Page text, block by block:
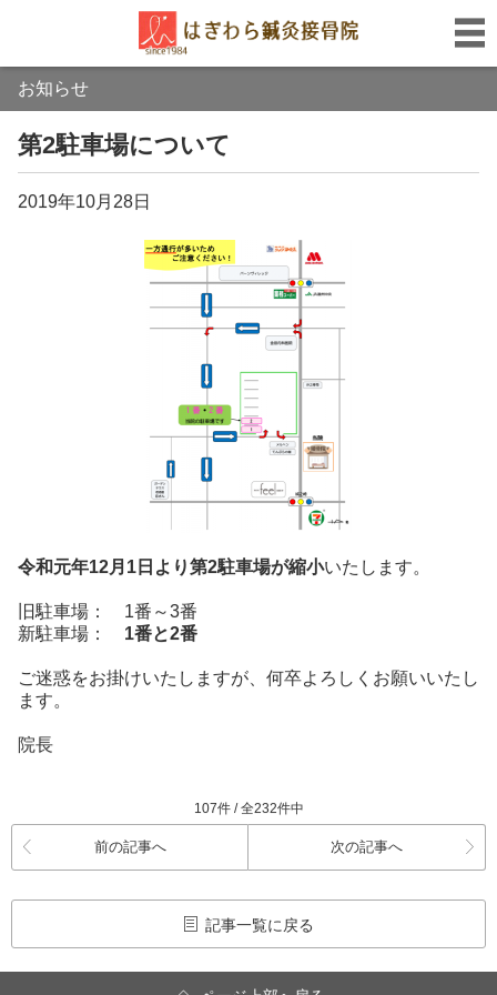
お知らせ
第2駐車場について
2019年10月28日
令和元年12月1日より第2駐車場が縮小いたします。
旧駐車場： 1番～3番
新駐車場： 1番と2番
ご迷惑をお掛けいたしますが、何卒よろしくお願いいたし
ます。
院長
107件 / 全232件中
前の記事へ 次の記事へ
記事一覧に戻る